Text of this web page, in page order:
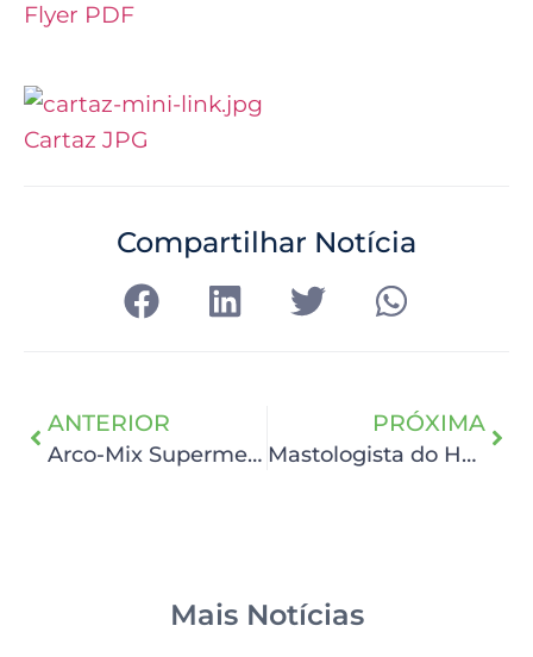
Flyer PDF
Cartaz JPG
Compartilhar Notícia
ANTERIOR
Arco-Mix Supermercados doa R$ 49.268,46 ao HCP
PRÓXIMA
Mastologista do HCP realiza estudo para o desenvolvimento de novos tratamentos para o câncer de mama
Mais Notícias